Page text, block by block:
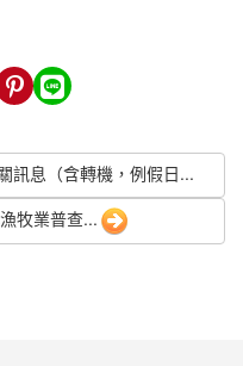
訊息（含轉機，例假日...
牧業普查...